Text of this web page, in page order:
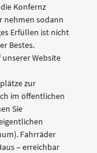
Konfernz
nehmen sodann
Erfüllen ist nicht
Bestes.
unserer Website
zur
im öffentlichen
Sie
Fahrräder
– erreichbar